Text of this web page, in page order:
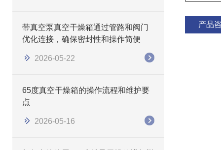
带真空泵真空干燥箱通过管路和阀门
优化连接，确保密封性和操作简便
2026-05-22
65度真空干燥箱的操作流程和维护要
点
2026-05-16
产品